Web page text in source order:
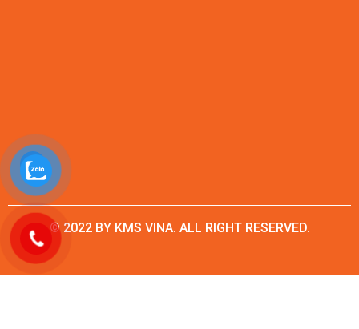
© 2022 BY KMS VINA. ALL RIGHT RESERVED.